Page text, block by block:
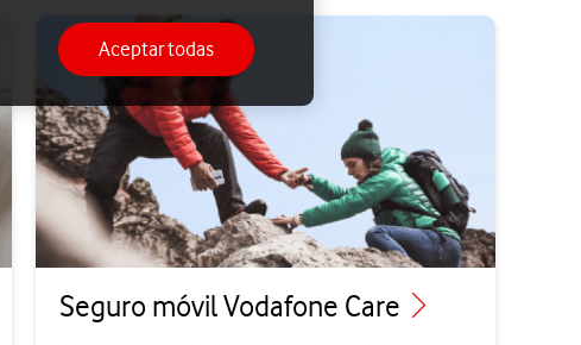
Seguro móvil Vodafone Care
Aceptar todas